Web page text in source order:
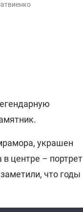
украшен
центре – портрет
что годы